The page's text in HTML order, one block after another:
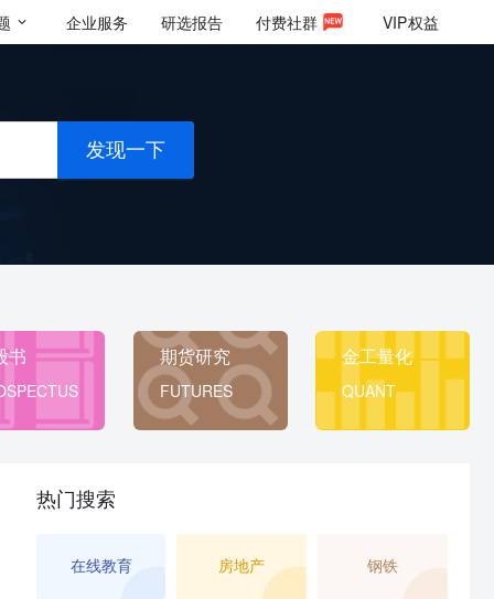
企业服务 研选报告 付费社群 VIP权益
发现一下
书 期货研究
FUTURES
金工量化
QUANT
热门搜索
在线教育 房地产 钢铁